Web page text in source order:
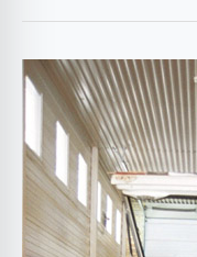
Testarea
autovehiculelor
rulate